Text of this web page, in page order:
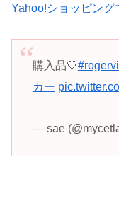
Yahoo!ショッピング
購入品🤍
カー
— sae